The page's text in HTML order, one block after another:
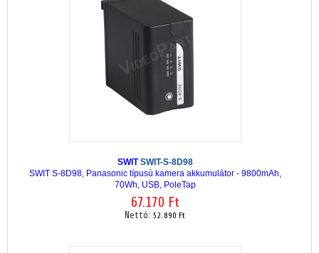
SWITSWIT-S-8D98
SWIT S-8D98, Panasonic típusú kamera akkumulátor - 9800mAh,
70Wh, USB, PoleTap
67.170 Ft
Nettó: 52.890 Ft